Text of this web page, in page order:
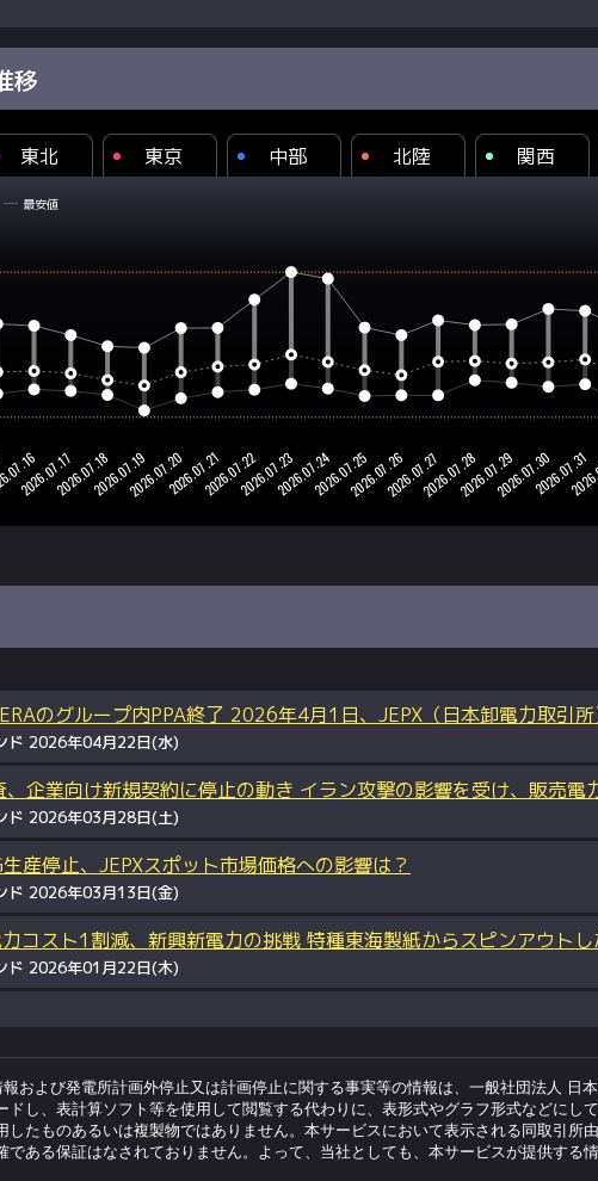
移
東北 東京 中部 北陸 関西
最安値
のグループ内PPA終了 2026年4月1日、JEPX（日本卸電力取引
ド 2026年04月22日(水)
企業向け新規契約に停止の動き イラン攻撃の影響を受け、販売
ド 2026年03月28日(土)
産停止、JEPXスポット市場価格への影響は？
ド 2026年03月13日(金)
コスト1割減、新興新電力の挑戦 特種東海製紙からスピンアウト
ド 2026年01月22日(木)
および発電所計画外停止又は計画停止に関する事実等の情報は、一般社団法人 日
ドし、表計算ソフト等を使用して閲覧する代わりに、表形式やグラフ形式などにし
したものあるいは複製物ではありません。本サービスにおいて表示される同取引所
である保証はなされておりません。よって、当社としても、本サービスが提供する